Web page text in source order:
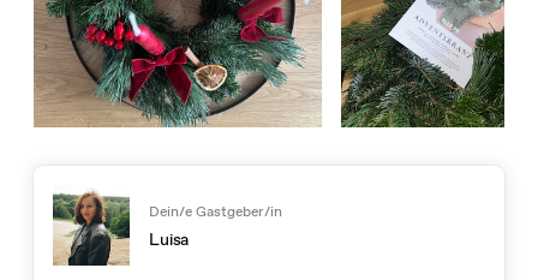
Dein/e Gastgeber/in
Luisa